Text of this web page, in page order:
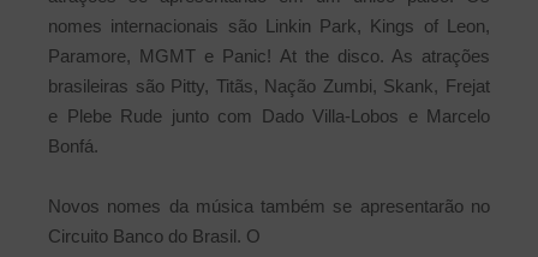
nomes internacionais são Linkin Park, Kings of Leon,
Paramore, MGMT e Panic! At the disco. As atrações
brasileiras são Pitty, Titãs, Nação Zumbi, Skank, Frejat
e Plebe Rude junto com Dado Villa-Lobos e Marcelo
Bonfá.
Novos nomes da música também se apresentarão no
Circuito Banco do Brasil. O